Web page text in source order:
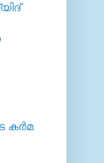
കര്‍മ